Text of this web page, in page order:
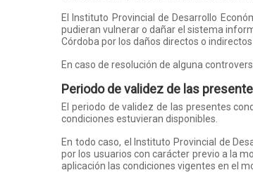
El Instituto Provincial de Desarrollo
pudieran vulnerar o dañar el sistema
Córdoba por los daños directos o
En caso de resolución de alguna
Periodo de validez de las
El periodo de validez de las presentes
condiciones estuvieran disponibles.
En todo caso, el Instituto Provincial de
por los usuarios con carácter previo a la
aplicación las condiciones vigentes en el